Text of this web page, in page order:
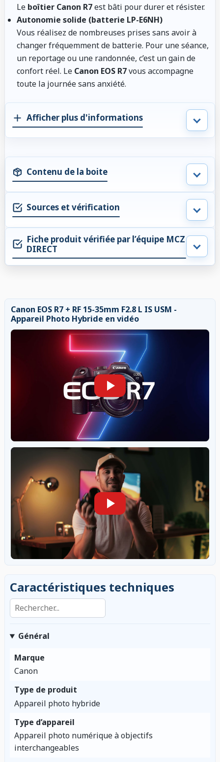
Le boîtier Canon R7est bâti pour durer et résister.
Autonomie solide (batterie LP-E6NH)
Vous réalisez de nombreuses prises sans avoir à
changer fréquemment de batterie. Pour une séance,
un reportage ou une randonnée, c’est un gain de
confort réel. Le Canon EOS R7vous accompagne
toute la journée sans anxiété.
Afficher plus d'informations
Contenu de la boite
Sources et vérification
Fiche produit vérifiée par l’équipe MCZ
DIRECT
Canon EOS R7 + RF 15-35mm F2.8 L IS USM -
Appareil Photo Hybride en vidéo
Caractéristiques techniques
Rechercher dans les caractéristiques
Général
Marque
Canon
Type de produit
Appareil photo hybride
Type d’appareil
Appareil photo numérique à objectifs
interchangeables